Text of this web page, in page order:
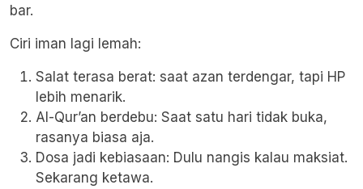
bar.
Ciri iman lagi lemah:
Salat terasa berat: saat azan terdengar, tapi HP
lebih menarik.
Al-Qur’an berdebu: Saat satu hari tidak buka,
rasanya biasa aja.
Dosa jadi kebiasaan: Dulu nangis kalau maksiat.
Sekarang ketawa.